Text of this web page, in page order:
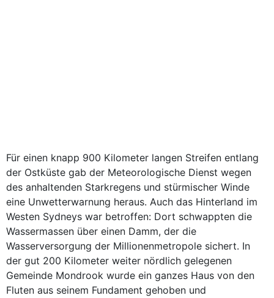
Für einen knapp 900 Kilometer langen Streifen entlang
der Ostküste gab der Meteorologische Dienst wegen
des anhaltenden Starkregens und stürmischer Winde
eine Unwetterwarnung heraus. Auch das Hinterland im
Westen Sydneys war betroffen: Dort schwappten die
Wassermassen über einen Damm, der die
Wasserversorgung der Millionenmetropole sichert. In
der gut 200 Kilometer weiter nördlich gelegenen
Gemeinde Mondrook wurde ein ganzes Haus von den
Fluten aus seinem Fundament gehoben und